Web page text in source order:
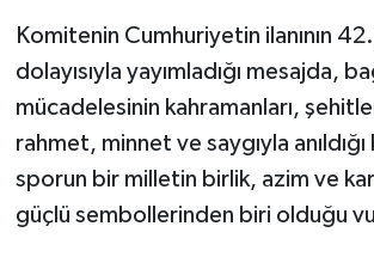
Komitenin Cumhuriyetin ilanının
dolayısıyla yayımladığı mesajda,
mücadelesinin kahramanları,
rahmet, minnet ve saygıyla
sporun bir milletin birlik, azim ve
güçlü sembollerinden biri olduğu